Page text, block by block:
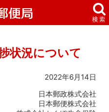
状況について
2022年6月14日
日本郵政株式会社
日本郵便株式会社